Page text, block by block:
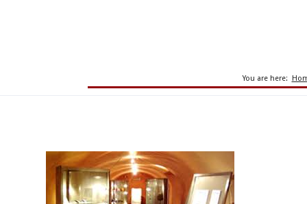
You are here: